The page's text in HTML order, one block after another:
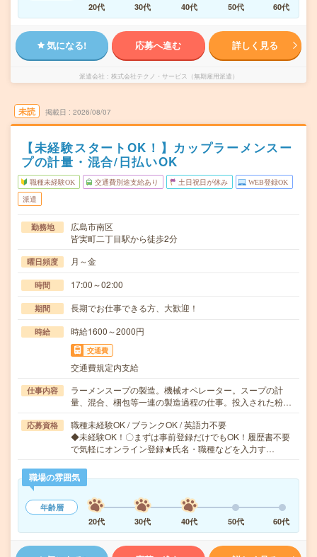
20代
30代 40代 50代 60代
気になる! 応募へ進む 詳しく見る
派遣会社 株式会社テクノ・サービス（無期雇用派遣）
未読 掲載日 2026/08/07
【未経験スタートOK！】カップラーメンスー
プの計量・混合/日払いOK
職種未経験OK 交通費別途支給あり 土日祝日が休み WEB登録OK
派遣
勤務地
広島市南区
皆実町二丁目駅から徒歩2分
曜日頻度 月～金
時間 17:00～02:00
期間 長期でお仕事できる方、大歓迎！
時給 時給1600～2000円
交通費
交通費規定内支給
仕事内容
ラーメンスープの製造。機械オペレーター。スープの計
量、混合、梱包等一連の製造過程の仕事。投入された粉…
応募資格
職種未経験OK / ブランクOK / 英語力不要
◆未経験OK！〇まずは事前登録だけでもOK！履歴書不要
で気軽にオンライン登録★氏名・職種などを入力す…
職場の雰囲気
年齢層
20代
30代 40代 50代 60代